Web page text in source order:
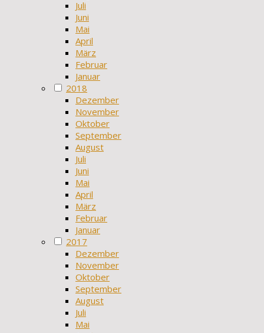
Juli
Juni
Mai
April
März
Februar
Januar
2018
Dezember
November
Oktober
September
August
Juli
Juni
Mai
April
März
Februar
Januar
2017
Dezember
November
Oktober
September
August
Juli
Mai